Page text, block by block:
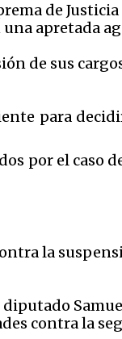
de
apretada
de sus
para
por el caso
la
contra la